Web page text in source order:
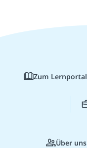
Zum Lernportal
Über uns